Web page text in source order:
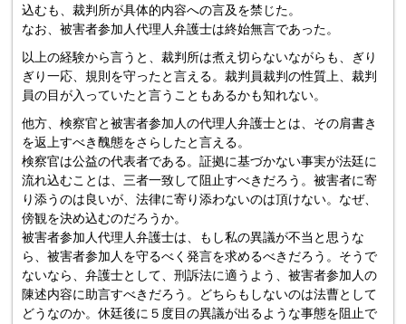
込むも、裁判所が具体的内容への言及を禁じた。
なお、被害者参加人代理人弁護士は終始無言であった。
以上の経験から言うと、裁判所は煮え切らないながらも、ぎり
ぎり一応、規則を守ったと言える。裁判員裁判の性質上、裁判
員の目が入っていたと言うこともあるかも知れない。
他方、検察官と被害者参加人の代理人弁護士とは、その肩書き
を返上すべき醜態をさらしたと言える。
検察官は公益の代表者である。証拠に基づかない事実が法廷に
流れ込むことは、三者一致して阻止すべきだろう。被害者に寄
り添うのは良いが、法律に寄り添わないのは頂けない。なぜ、
傍観を決め込むのだろうか。
被害者参加人代理人弁護士は、もし私の異議が不当と思うな
ら、被害者参加人を守るべく発言を求めるべきだろう。そうで
ないなら、弁護士として、刑訴法に適うよう、被害者参加人の
陳述内容に助言すべきだろう。どちらもしないのは法曹として
どうなのか。休廷後に５度目の異議が出るような事態を阻止で